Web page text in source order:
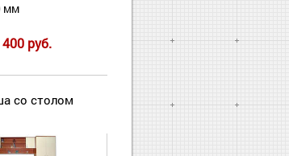
мм
руб.
со столом